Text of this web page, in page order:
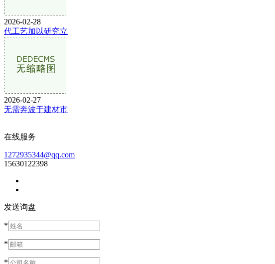
2026-02-28
代工艺加以研究立
2026-02-27
无需奔波于建材市
在线服务
1272935344@qq.com
15630122398
发送询盘
*
*
*